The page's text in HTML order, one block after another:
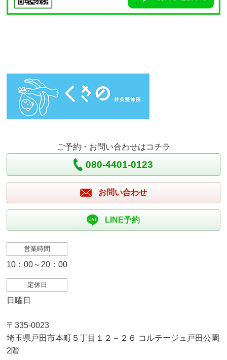
ご予約・お問い合わせはコチラ
080-4401-0123
お問い合わせ
LINE予約
営業時間
10：00～20：00
定休日
日曜日
〒335-0023
埼玉県戸田市本町５丁目１２－２６ コルテージュ戸田公園
2階